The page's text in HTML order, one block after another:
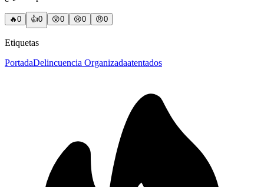
🔥0 👍0 😲0 😢0 😠0
Etiquetas
PortadaDelincuencia Organizadaatentados